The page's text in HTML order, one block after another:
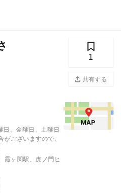
1
共有する
日、金曜日、土曜日
ございますので、
霞ヶ関駅、虎ノ門ヒ